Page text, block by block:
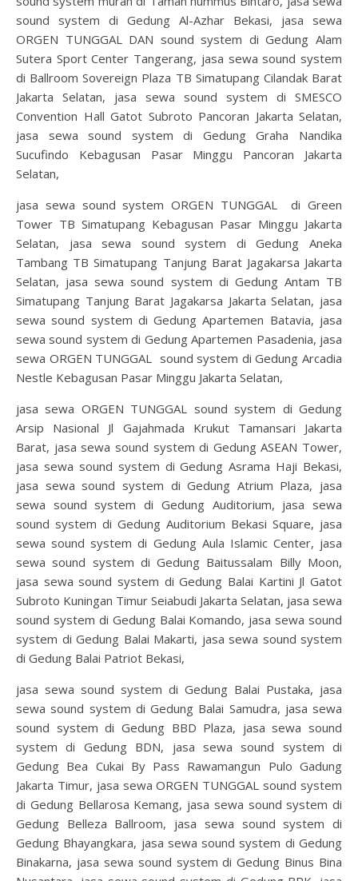
sound system di Gedung Al-Azhar Bekasi, jasa sewa
ORGEN TUNGGAL DAN sound system di Gedung Alam
Sutera Sport Center Tangerang, jasa sewa sound system
di Ballroom Sovereign Plaza TB Simatupang Cilandak Barat
Jakarta Selatan, jasa sewa sound system di SMESCO
Convention Hall Gatot Subroto Pancoran Jakarta Selatan,
jasa sewa sound system di Gedung Graha Nandika
Sucufindo Kebagusan Pasar Minggu Pancoran Jakarta
Selatan,
jasa sewa sound system ORGEN TUNGGAL di Green
Tower TB Simatupang Kebagusan Pasar Minggu Jakarta
Selatan, jasa sewa sound system di Gedung Aneka
Tambang TB Simatupang Tanjung Barat Jagakarsa Jakarta
Selatan, jasa sewa sound system di Gedung Antam TB
Simatupang Tanjung Barat Jagakarsa Jakarta Selatan, jasa
sewa sound system di Gedung Apartemen Batavia, jasa
sewa sound system di Gedung Apartemen Pasadenia, jasa
sewa ORGEN TUNGGAL sound system di Gedung Arcadia
Nestle Kebagusan Pasar Minggu Jakarta Selatan,
jasa sewa ORGEN TUNGGAL sound system di Gedung
Arsip Nasional Jl Gajahmada Krukut Tamansari Jakarta
Barat, jasa sewa sound system di Gedung ASEAN Tower,
jasa sewa sound system di Gedung Asrama Haji Bekasi,
jasa sewa sound system di Gedung Atrium Plaza, jasa
sewa sound system di Gedung Auditorium, jasa sewa
sound system di Gedung Auditorium Bekasi Square, jasa
sewa sound system di Gedung Aula Islamic Center, jasa
sewa sound system di Gedung Baitussalam Billy Moon,
jasa sewa sound system di Gedung Balai Kartini Jl Gatot
Subroto Kuningan Timur Seiabudi Jakarta Selatan, jasa sewa
sound system di Gedung Balai Komando, jasa sewa sound
system di Gedung Balai Makarti, jasa sewa sound system
di Gedung Balai Patriot Bekasi,
jasa sewa sound system di Gedung Balai Pustaka, jasa
sewa sound system di Gedung Balai Samudra, jasa sewa
sound system di Gedung BBD Plaza, jasa sewa sound
system di Gedung BDN, jasa sewa sound system di
Gedung Bea Cukai By Pass Rawamangun Pulo Gadung
Jakarta Timur, jasa sewa ORGEN TUNGGAL sound system
di Gedung Bellarosa Kemang, jasa sewa sound system di
Gedung Belleza Ballroom, jasa sewa sound system di
Gedung Bhayangkara, jasa sewa sound system di Gedung
Binakarna, jasa sewa sound system di Gedung Binus Bina